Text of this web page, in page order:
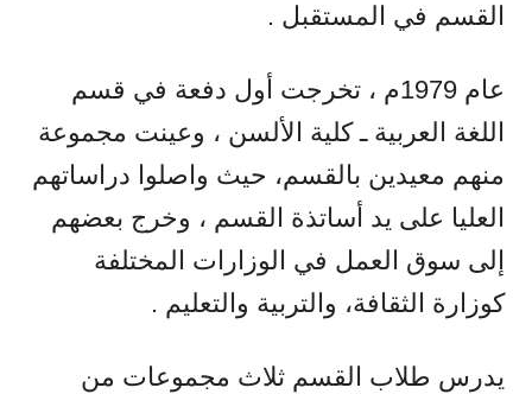
القسم في المستقبل .
عام 1979م ، تخرجت أول دفعة في قسم
اللغة العربية ـ كلية الألسن ، وعينت مجموعة
منهم معيدين بالقسم، حيث واصلوا دراساتهم
العليا على يد أساتذة القسم ، وخرج بعضهم
إلى سوق العمل في الوزارات المختلفة
كوزارة الثقافة، والتربية والتعليم .
يدرس طلاب القسم ثلاث مجموعات من